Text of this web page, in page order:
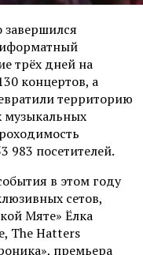
завершился
трёх дней на
концертов, а
территорию
музыкальных
983 посетителей.
в этом году
сетов,
Мяте» Ёлка
The Hatters
премьера